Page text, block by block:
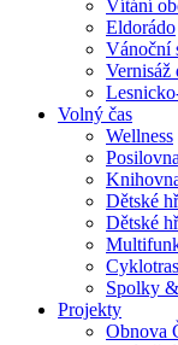
Vítání
Eldorádo
Vánoční
Vernisáž
Volný čas
Wellness
Posilovna
Dětské
Dětské
Spolky
Projekty
Obnova